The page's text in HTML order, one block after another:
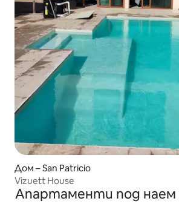
Дом – San Patricio
Vizuett House
Апартаменти под наем